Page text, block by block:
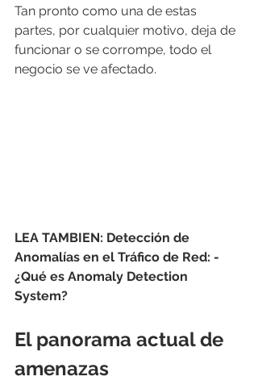
Tan pronto como una de estas
partes, por cualquier motivo, deja de
funcionar o se corrompe, todo el
negocio se ve afectado.
LEA TAMBIEN: Detección de
Anomalías en el Tráfico de Red: -
¿Qué es Anomaly Detection
System?
El panorama actual de
amenazas